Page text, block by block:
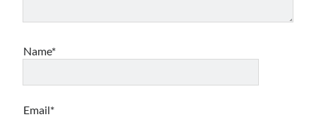
Name*
Email*